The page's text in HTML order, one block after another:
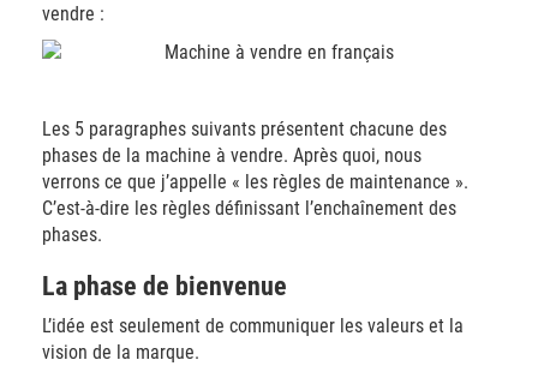
vendre :
Les 5 paragraphes suivants présentent chacune des
phases de la machine à vendre. Après quoi, nous
verrons ce que j’appelle « les règles de maintenance ».
C’est-à-dire les règles définissant l’enchaînement des
phases.
La phase de bienvenue
L’idée est seulement de communiquer les valeurs et la
vision de la marque.